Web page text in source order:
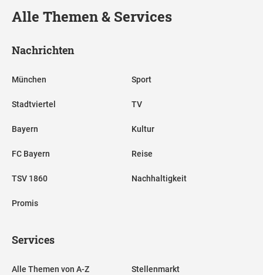
Alle Themen & Services
Nachrichten
München
Stadtviertel
Bayern
FC Bayern
TSV 1860
Promis
Sport
TV
Kultur
Reise
Nachhaltigkeit
Services
Alle Themen von A-Z Stellenmarkt